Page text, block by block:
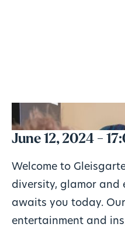
June 12, 2024 -
Welcome to
diversity, glamor and
awaits you today.
entertainment and